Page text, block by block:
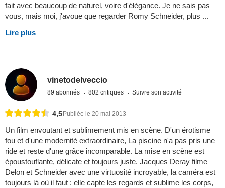
fait avec beaucoup de naturel, voire d'élégance. Je ne sais pas
vous, mais moi, j'avoue que regarder Romy Schneider, plus ...
Lire plus
vinetodelveccio
89 abonnés 802 critiques Suivre son activité
4,5Publiée le 20 mai 2013
Un film envoutant et sublimement mis en scène. D'un érotisme
fou et d'une modernité extraordinaire, La piscine n'a pas pris une
ride et reste d'une grâce incomparable. La mise en scène est
époustouflante, délicate et toujours juste. Jacques Deray filme
Delon et Schneider avec une virtuosité incroyable, la caméra est
toujours là où il faut : elle capte les regards et sublime les corps,